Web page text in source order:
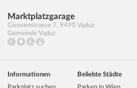
Marktplatzgarage
Giessenstrasse 7, 9490 Vaduz
Gemeinde Vaduz
Informationen
Beliebte Städte